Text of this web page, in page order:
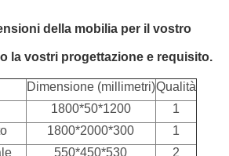
della mobilia per il vostro
la vostri progettazione e requisito.
Dimensione (millimetri)Qualità
1800*50*1200
1
1800*2000*300
1
550*450*530 2